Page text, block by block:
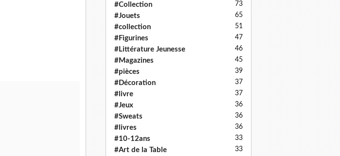
#Collection 73
#Jouets 65
#collection 51
#Figurines 47
#Littérature Jeunesse 46
#Magazines 45
#pièces 39
#Décoration 37
#livre 37
#Jeux 36
#Sweats 36
#livres 36
#10-12ans 33
#Art de la Table 33